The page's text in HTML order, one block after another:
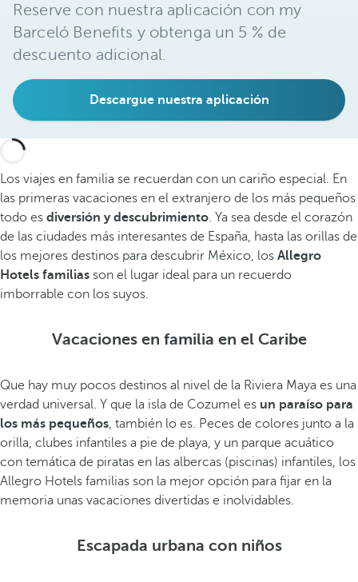
Reserve con nuestra aplicación con my
Barceló Benefits y obtenga un 5 % de
descuento adicional.
Descargue nuestra aplicación
Los viajes en familia se recuerdan con un cariño especial. En
las primeras vacaciones en el extranjero de los más pequeños
todo es diversión y descubrimiento. Ya sea desde el corazón
de las ciudades más interesantes de España, hasta las orillas de
los mejores destinos para descubrir México, los Allegro
Hotels familias son el lugar ideal para un recuerdo
imborrable con los suyos.
Vacaciones en familia en el Caribe
Que hay muy pocos destinos al nivel de la Riviera Maya es una
verdad universal. Y que la isla de Cozumel es un paraíso para
los más pequeños, también lo es. Peces de colores junto a la
orilla, clubes infantiles a pie de playa, y un parque acuático
con temática de piratas en las albercas (piscinas) infantiles, los
Allegro Hotels familias son la mejor opción para fijar en la
memoria unas vacaciones divertidas e inolvidables.
Escapada urbana con niños